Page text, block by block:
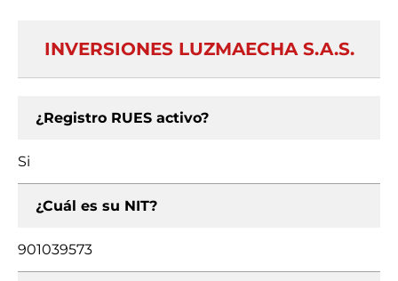
INVERSIONES LUZMAECHA S.A.S.
¿Registro RUES activo?
Si
¿Cuál es su NIT?
901039573